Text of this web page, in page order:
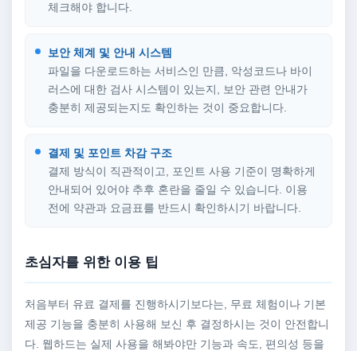
체크해야 합니다.
보안 체계 및 안내 시스템
파일을 다운로드하는 서비스인 만큼, 악성코드나 바이
러스에 대한 검사 시스템이 있는지, 보안 관련 안내가
충분히 제공되는지도 확인하는 것이 중요합니다.
결제 및 포인트 차감 구조
결제 방식이 직관적이고, 포인트 사용 기준이 명확하게
안내되어 있어야 추후 혼란을 줄일 수 있습니다. 이용
전에 약관과 요금표를 반드시 확인하시기 바랍니다.
초심자를 위한 이용 팁
처음부터 유료 결제를 진행하시기보다는, 무료 체험이나 기본
제공 기능을 충분히 사용해 보신 후 결정하시는 것이 안전합니
다. 웹하드는 실제 사용을 해봐야만 기능과 속도, 편의성 등을